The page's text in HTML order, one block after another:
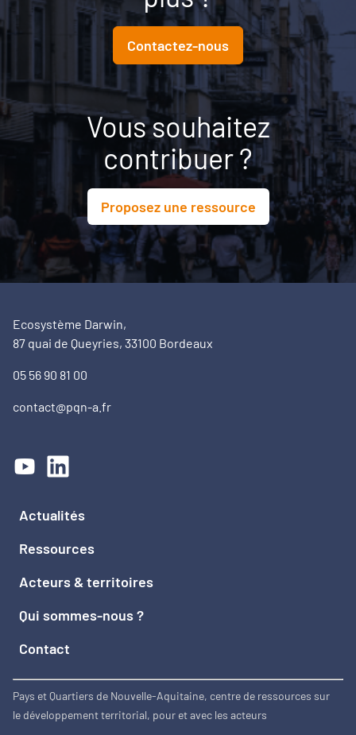
Contactez-nous
Vous souhaitez
contribuer ?
Proposez une ressource
Ecosystème Darwin,
87 quai de Queyries, 33100 Bordeaux
05 56 90 81 00
contact@pqn-a.fr
Actualités
Ressources
Acteurs & territoires
Qui sommes-nous ?
Contact
Pays et Quartiers de Nouvelle-Aquitaine, centre de ressources sur
le développement territorial, pour et avec les acteurs